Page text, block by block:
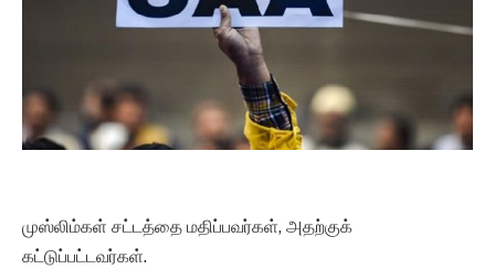
முஸ்லிம்கள் சட்டத்தை மதிப்பவர்கள், அதற்குக்
கட்டுப்பட்டவர்கள்.